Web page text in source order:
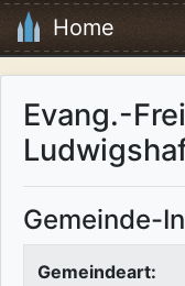
Home
Evang.-
Gemeinde-
Gemeindeart: